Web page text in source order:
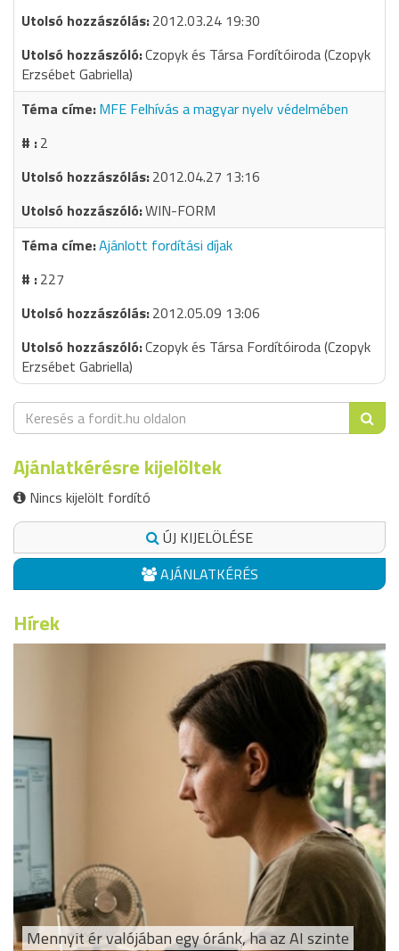
2012.03.24 19:30
Czopyk és Társa Fordítóiroda (Czopyk
Erzsébet Gabriella)
MFE Felhívás a magyar nyelv védelmében
2
2012.04.27 13:16
WIN-FORM
Ajánlott fordítási díjak
227
2012.05.09 13:06
Czopyk és Társa Fordítóiroda (Czopyk
Erzsébet Gabriella)
Ajánlatkérésre kijelöltek
Nincs kijelölt fordító
ÚJ KIJELÖLÉSE
AJÁNLATKÉRÉS
Hírek
Mennyit ér valójában egy óránk, ha az AI szinte